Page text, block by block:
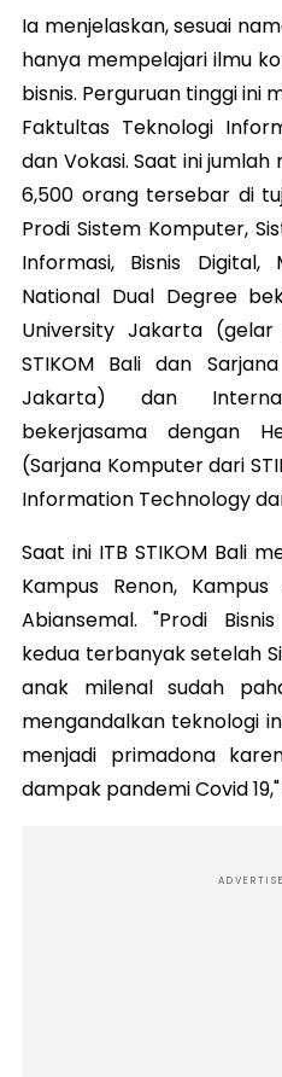
Ia menjelaskan, sesuai
hanya mempelajari ilmu
bisnis. Perguruan tinggi ini
Faktultas Teknologi
dan Vokasi. Saat ini
6,500 orang tersebar di
Prodi Sistem Komputer,
Informasi, Bisnis Digital,
National Dual Degree
University Jakarta
STIKOM Bali dan
Jakarta) dan
bekerjasama dengan
(Sarjana Komputer dari
Information Technology
Saat ini ITB STIKOM Bali
Kampus Renon,
Abiansemal. "Prodi
kedua terbanyak setelah
anak milenal sudah
mengandalkan teknologi
menjadi primadona
dampak pandemi Covid